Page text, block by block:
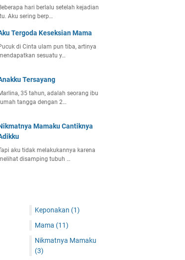
hari berlalu setelah kejadian
Aku sering berp…
Tergoda Keseksian Mama
di Cinta ulam pun tiba, artinya
sesuatu y…
Tersayang
35 tahun, adalah seorang ibu
tangga dengan 2…
Mamaku Cantiknya
aku tidak melakukannya karena
disamping tubuh …
Keponakan (1)
Mama (11)
Nikmatnya Mamaku
(3)